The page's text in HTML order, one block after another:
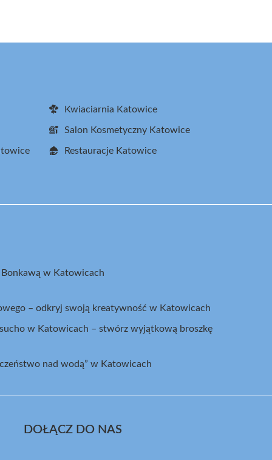
Kwiaciarnia Katowice
Salon Kosmetyczny Katowice
Restauracje Katowice
w Katowicach
– odkryj swoją kreatywność w Katowicach
w Katowicach – stwórz wyjątkową broszkę
nad wodą” w Katowicach
DOŁĄCZ DO NAS